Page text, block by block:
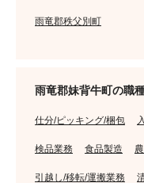
雨竜郡秩父別町
雨竜郡妹背牛町の職
仕分/ピッキング/梱包
検品業務 食品製造
引越し/移転/運搬業務